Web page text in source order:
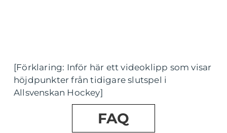
[Förklaring: Inför här ett videoklipp som visar
höjdpunkter från tidigare slutspel i
Allsvenskan Hockey]
FAQ